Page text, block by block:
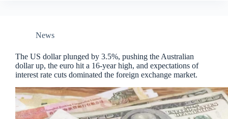
News
The US dollar plunged by 3.5%, pushing the Australian
dollar up, the euro hit a 16-year high, and expectations of
interest rate cuts dominated the foreign exchange market.